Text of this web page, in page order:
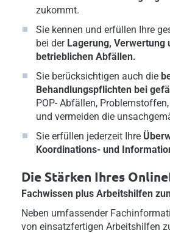
zukommt.
Sie kennen und erfüllen Ihre
bei der Lagerung, Verwertung
betrieblichen Abfällen.
Sie berücksichtigen auch die
Behandlungspflichten bei
POP- Abfällen,
und vermeiden die
Sie erfüllen jederzeit Ihre
Koordinations- und
Die Stärken Ihres
Fachwissen plus Arbeitshilfen
Neben umfassender
von einsatzfertigen Arbeitshilfen